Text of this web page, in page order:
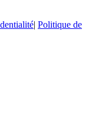
| Politique de